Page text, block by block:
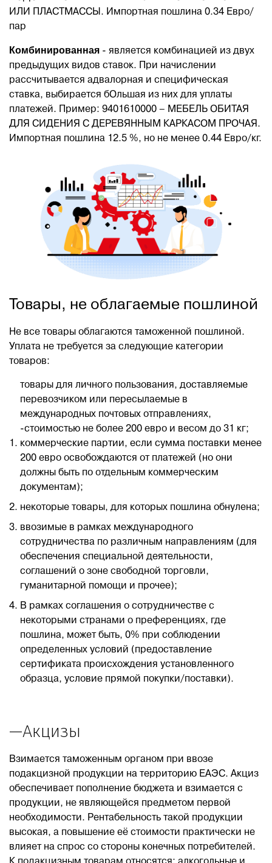
ИЛИ ПЛАСТМАССЫ. Импортная пошлина 0.34 Евро/
пар
Комбинированная - является комбинацией из двух
предыдущих видов ставок. При начислении
рассчитывается адвалорная и специфическая
ставка, выбирается бОльшая из них для уплаты
платежей. Пример: 9401610000 – МЕБЕЛЬ ОБИТАЯ
ДЛЯ СИДЕНИЯ С ДЕРЕВЯННЫМ КАРКАСОМ ПРОЧАЯ.
Импортная пошлина 12.5 %, но не менее 0.44 Евро/кг.
Товары, не облагаемые пошлиной
Не все товары облагаются таможенной пошлиной.
Уплата не требуется за следующие категории
товаров:
товары для личного пользования, доставляемые
перевозчиком или пересылаемые в
международных почтовых отправлениях,
-стоимостью не более 200 евро и весом до 31 кг;
коммерческие партии, если сумма поставки менее
200 евро освобождаются от платежей (но они
должны быть по отдельным коммерческим
документам);
некоторые товары, для которых пошлина обнулена;
ввозимые в рамках международного
сотрудничества по различным направлениям (для
обеспечения специальной деятельности,
соглашений о зоне свободной торговли,
гуманитарной помощи и прочее);
В рамках соглашения о сотрудничестве с
некоторыми странами о преференциях, где
пошлина, может быть, 0% при соблюдении
определенных условий (предоставление
сертификата происхождения установленного
образца, условие прямой покупки/поставки).
—Акцизы
Взимается таможенным органом при ввозе
подакцизной продукции на территорию ЕАЭС. Акциз
обеспечивает пополнение бюджета и взимается с
продукции, не являющейся предметом первой
необходимости. Рентабельность такой продукции
высокая, а повышение её стоимости практически не
влияет на спрос со стороны конечных потребителей.